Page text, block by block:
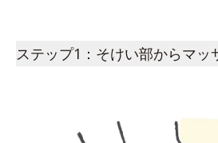
ステップ1：そけい部からマッ